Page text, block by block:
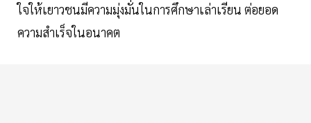
ใจให้เยาวชนมีความมุ่งมั่นในการศึกษาเล่าเรียน ต่อยอด
ความสำเร็จในอนาคต